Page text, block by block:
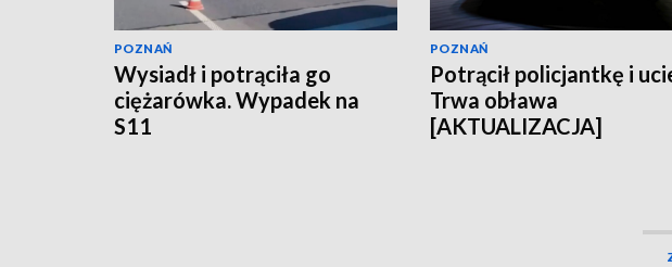
POZNAŃ
Wysiadł i potrąciła go
ciężarówka. Wypadek na
S11
POZNAŃ
Potrącił policjantkę i
Trwa obława
[AKTUALIZACJA]